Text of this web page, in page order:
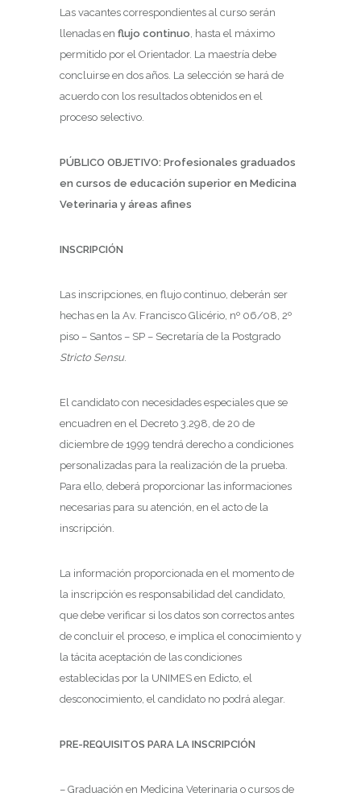
Las vacantes correspondientes al curso serán
llenadas en flujo continuo, hasta el máximo
permitido por el Orientador. La maestría debe
concluirse en dos años. La selección se hará de
acuerdo con los resultados obtenidos en el
proceso selectivo.
PÚBLICO OBJETIVO: Profesionales graduados
en cursos de educación superior en Medicina
Veterinaria y áreas afines
INSCRIPCIÓN
Las inscripciones, en flujo continuo, deberán ser
hechas en la Av. Francisco Glicério, nº 06/08, 2º
piso – Santos – SP – Secretaría de la Postgrado
Stricto Sensu.
El candidato con necesidades especiales que se
encuadren en el Decreto 3.298, de 20 de
diciembre de 1999 tendrá derecho a condiciones
personalizadas para la realización de la prueba.
Para ello, deberá proporcionar las informaciones
necesarias para su atención, en el acto de la
inscripción.
La información proporcionada en el momento de
la inscripción es responsabilidad del candidato,
que debe verificar si los datos son correctos antes
de concluir el proceso, e implica el conocimiento y
la tácita aceptación de las condiciones
establecidas por la UNIMES en Edicto, el
desconocimiento, el candidato no podrá alegar.
PRE-REQUISITOS PARA LA INSCRIPCIÓN
– Graduación en Medicina Veterinaria o cursos de